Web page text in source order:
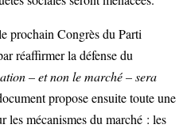
prochain Congrès du Parti
réaffirmer la défense du
– et non le marché – sera
propose ensuite toute une
les mécanismes du marché : les